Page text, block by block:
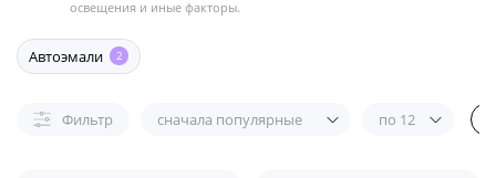
освещения и иные факторы.
Автоэмали 2
Фильтр сначала популярные по 12